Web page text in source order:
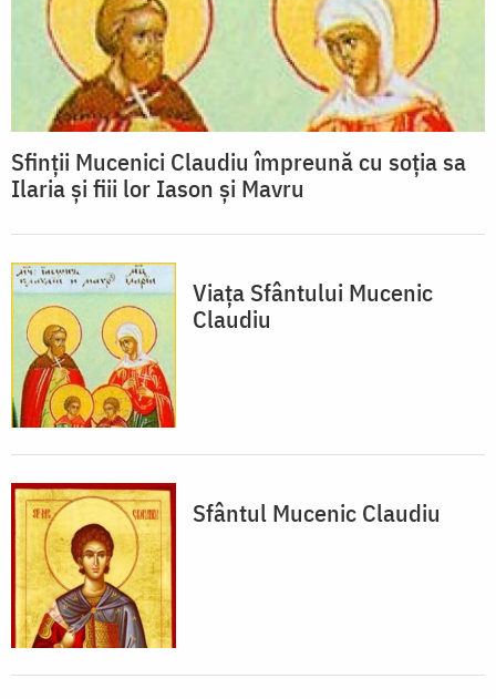
Sfinții Mucenici Claudiu împreună cu soţia sa
Ilaria și fiii lor Iason şi Mavru
Viața Sfântului Mucenic
Claudiu
Sfântul Mucenic Claudiu